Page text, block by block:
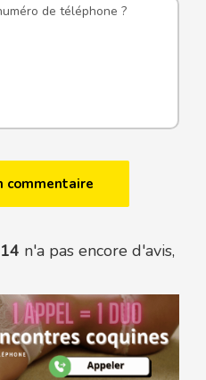
n'a pas encore d'avis,